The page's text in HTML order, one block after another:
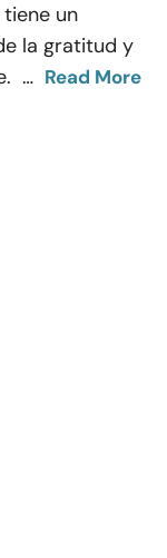
un
la gratitud y
… Read More